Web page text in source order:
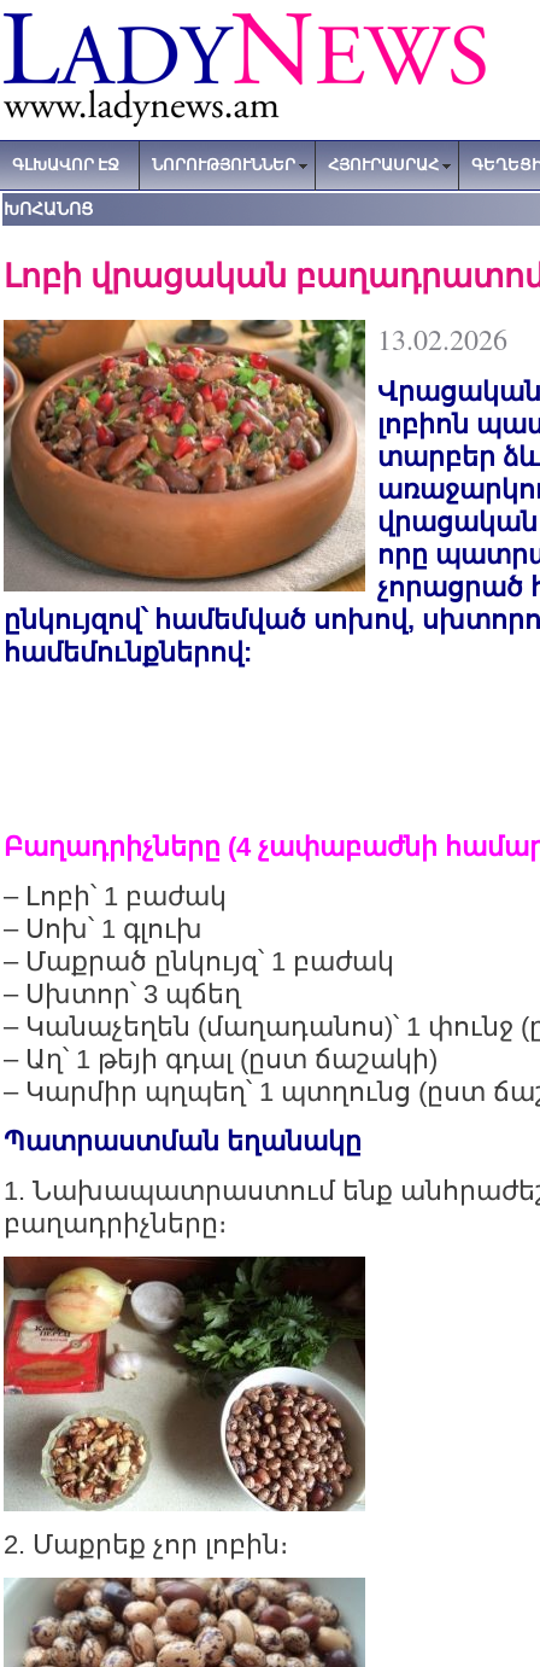
ԳԼԽԱՎՈՐ ԷՋ ՆՈՐՈՒԹՅՈՒՆՆԵՐ ՀՅՈՒՐԱՍՐԱՀ
ԽՈՀԱՆՈՑ
Լոբի վրացական
13.02.2026
Վրացական
լոբիոն
տարբեր
որը
չորացրած
ընկույզով՝ համեմված սոխով,
համեմունքներով:
Բաղադրիչները (4 չափաբաժնի
– Լոբի՝ 1 բաժակ
– Սոխ՝ 1 գլուխ
– Մաքրած ընկույզ՝ 1 բաժակ
– Սխտոր՝ 3 պճեղ
– Կանաչեղեն (մաղադանոս)՝ 1 փունջ
– Աղ՝ 1 թեյի գդալ (ըստ ճաշակի)
– Կարմիր պղպեղ՝ 1 պտղունց (ըստ
Պատրաստման եղանակը
1. Նախապատրաստում ենք
բաղադրիչները։
2. Մաքրեք չոր լոբին։